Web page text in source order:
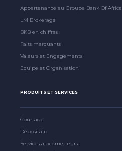
Appartenance au Groupe Bank Of Africa
LM Brokerage
BKB en chiffres
Faits marquants
Valeurs et Engagements
Equipe et Organisation
PRODUITS ET SERVICES
Courtage
Dépositaire
Services aux émetteurs